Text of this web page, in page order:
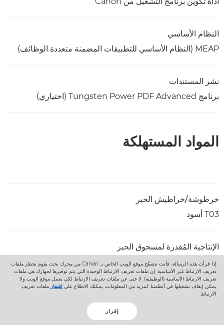
النظام الأساسي
MEAP (النظام الأساسي للتطبيقات المضمنة متعددة الوظائف)
نشر المستندات
برنامج Tungsten Power PDF Advanced (اختياري)
المواد المستهلكة
خرطوشة/خراطيش الحبر
T03 أسود
الإنتاجية المُقدرة لمسحوق الحبر
51500 صفحة
خيارات الإمداد بالورق
إذا قرأت هذه الرسالة، فأنت تتصفّح موقع الويب الخاص بـ Canon من محرك بحث يقوم بحظر ملفات
تعريف الارتباط غير الأساسية. إن ملفات تعريف الارتباط الوحيدة التي يتم توفيرها لجهازك هي ملفات
تعريف الارتباط الأساسية (الوظيفية). لا غنى عن ملفات تعريف الارتباط لكي يعمل موقع الويب ولا
يمكن إيقاف تشغيلها في أنظمتنا. لمزيد من المعلومات، يمكنك الاطلاع على إشعار ملفات تعريف
الارتباط.
إقرار